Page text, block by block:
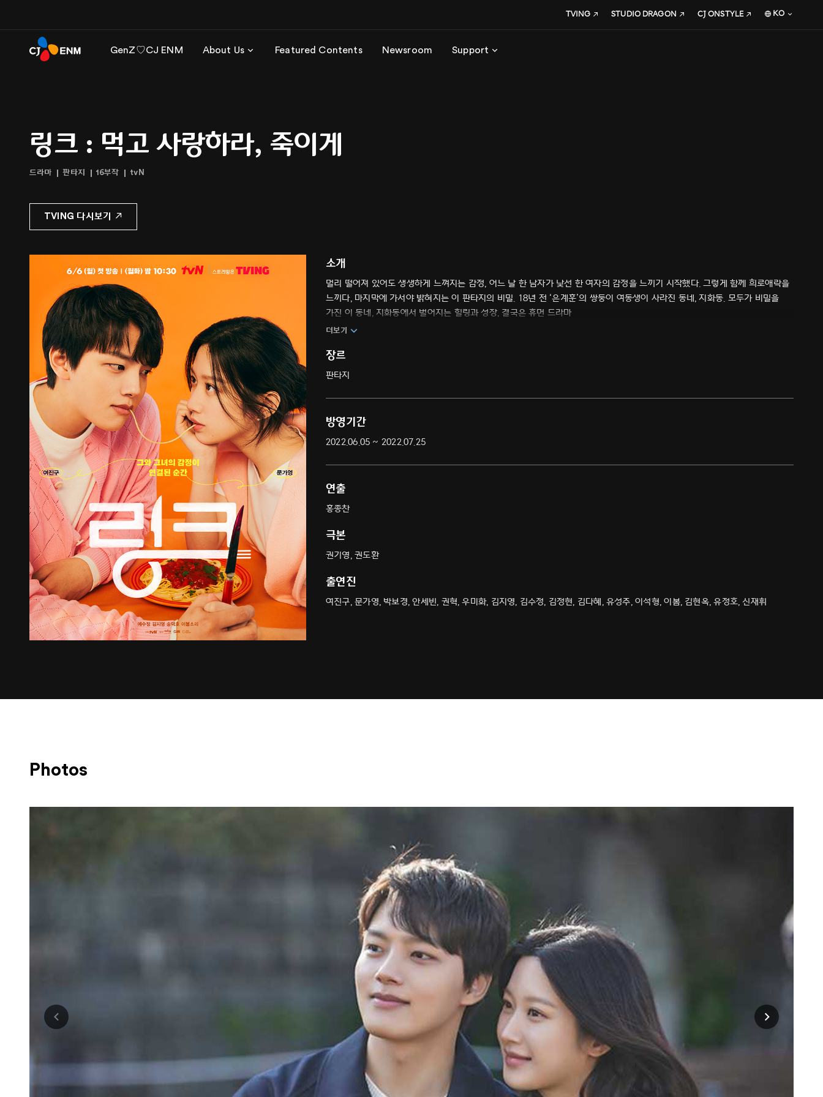
GenZ♡CJ ENM About Us Featured Contents Newsroom Support
TVING STUDIO DRAGON CJ ONSTYLE KO
링크 : 먹고 사랑하라, 죽이게
드라마 판타지 16부작 tvN
TVING 다시보기
소개
멀리 떨어져 있어도 생생하게 느껴지는 감정, 어느 날 한 남자가 낯선 한 여자의 감정을 느끼기 시작했다. 그렇게 함께 희로애락을
느끼다, 마지막에 가서야 밝혀지는 이 판타지의 비밀. 18년 전 ‘은계훈’의 쌍둥이 여동생이 사라진 동네, 지화동. 모두가 비밀을
가진 이 동네, 지화동에서 벌어지는 힐링과 성장, 결국은 휴먼 드라마
더보기
장르
판타지
방영기간
2022.06.05 ~ 2022.07.25
연출
홍종찬
극본
권기영, 권도환
출연진
여진구, 문가영, 박보경, 안세빈, 권혁, 우미화, 김지영, 김수정, 김정현, 김다혜, 유성주, 이석형, 이봄, 김현옥, 유정호, 신재휘
Photos